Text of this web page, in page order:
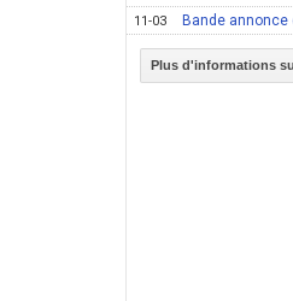
11-03 Bande
Plus d'informations